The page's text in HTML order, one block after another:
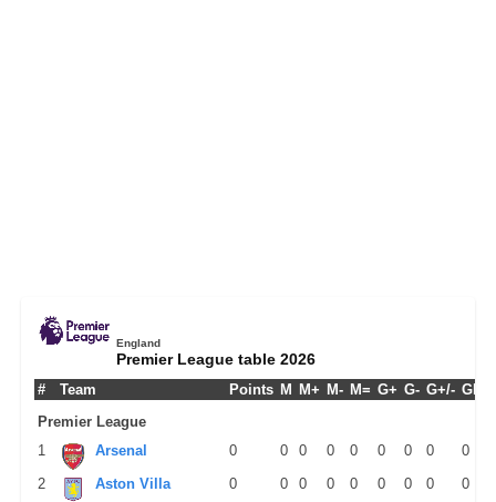
England
Premier League table 2026
# Team Points M M+ M- M= G+ G- G+/- GPM
Premier League
1
Arsenal 0 0 0 0 0 0 0 0
0
2
Aston Villa 0 0 0 0 0 0 0 0
0